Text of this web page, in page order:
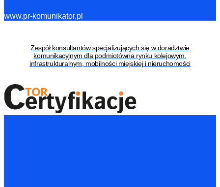
www.pr-komunikator.pl
Zespół konsultantów specjalizujących się w doradztwie
komunikacyjnym dla podmiotówna rynku kolejowym,
infrastrukturalnym, mobilności miejskiej i nieruchomości